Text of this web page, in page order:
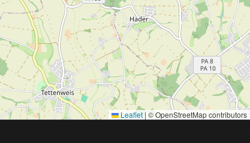
Leaflet | © OpenStreetMap contributors